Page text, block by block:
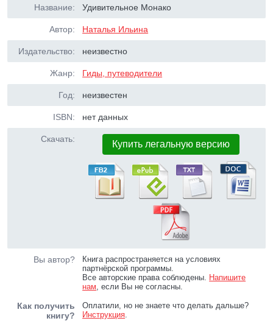
Название: Удивительное Монако
Автор: Наталья Ильина
Издательство: неизвестно
Жанр: Гиды, путеводители
Год: неизвестен
ISBN: нет данных
Скачать: Купить легальную версию
Вы автор?
Книга распространяется на условиях
партнёрской программы.
Все авторские права соблюдены. Напишите
нам, если Вы не согласны.
Как получить
книгу?
Оплатили, но не знаете что делать дальше?
Инструкция.